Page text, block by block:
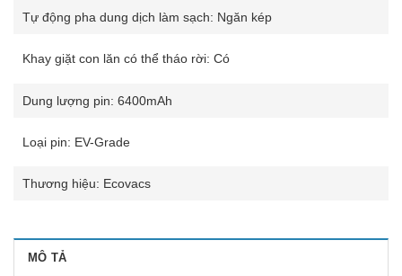
MÔ TẢ
Tự động pha dung dịch làm sạch: Ngăn kép
Khay giặt con lăn có thể tháo rời: Có
Dung lượng pin: 6400mAh
Loại pin: EV-Grade
Thương hiệu: Ecovacs